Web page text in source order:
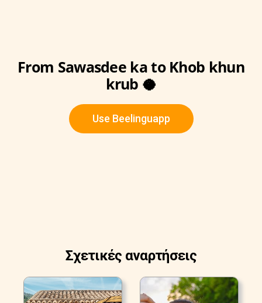
From Sawasdee ka to Khob khun
krub 🥥
Use Beelinguapp
Σχετικές αναρτήσεις